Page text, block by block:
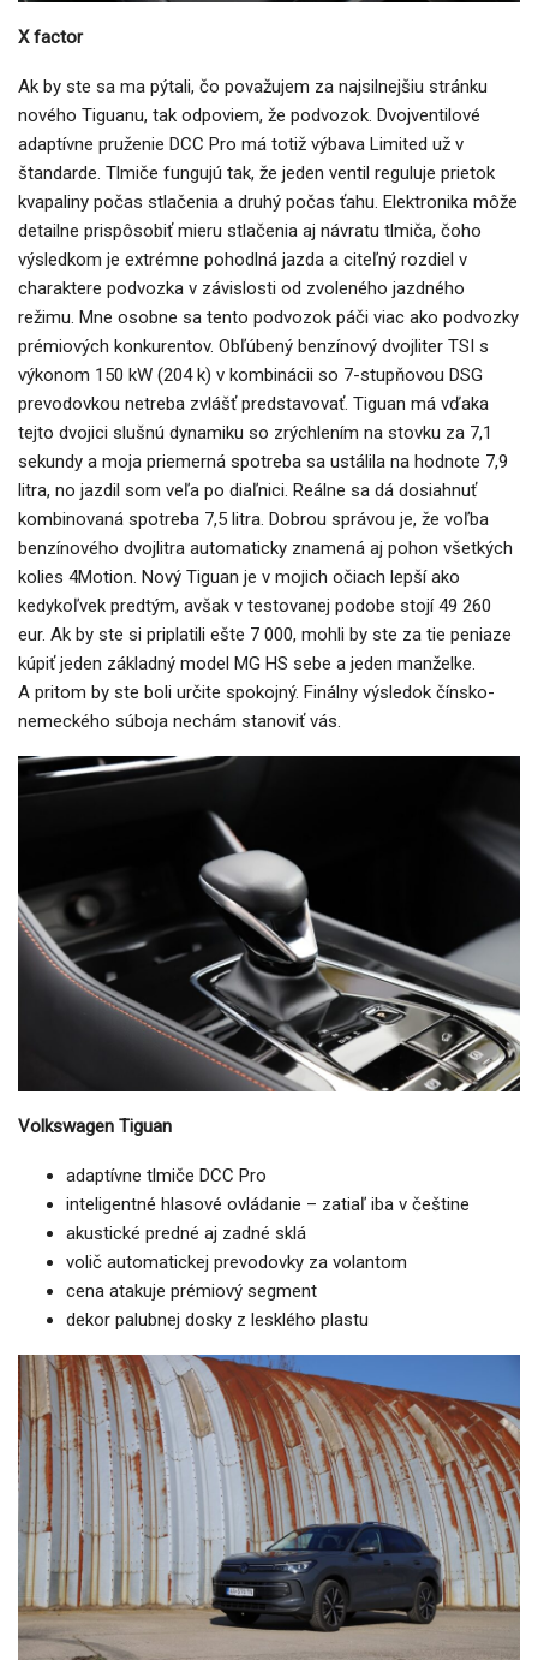
X factor
Ak by ste sa ma pýtali, čo považujem za najsilnejšiu stránku
nového Tiguanu, tak odpoviem, že podvozok. Dvojventilové
adaptívne pruženie DCC Pro má totiž výbava Limited už v
štandarde. Tlmiče fungujú tak, že jeden ventil reguluje prietok
kvapaliny počas stlačenia a druhý počas ťahu. Elektronika môže
detailne prispôsobiť mieru stlačenia aj návratu tlmiča, čoho
výsledkom je extrémne pohodlná jazda a citeľný rozdiel v
charaktere podvozka v závislosti od zvoleného jazdného
režimu. Mne osobne sa tento podvozok páči viac ako podvozky
prémiových konkurentov. Obľúbený benzínový dvojliter TSI s
výkonom 150 kW (204 k) v kombinácii so 7-stupňovou DSG
prevodovkou netreba zvlášť predstavovať. Tiguan má vďaka
tejto dvojici slušnú dynamiku so zrýchlením na stovku za 7,1
sekundy a moja priemerná spotreba sa ustálila na hodnote 7,9
litra, no jazdil som veľa po diaľnici. Reálne sa dá dosiahnuť
kombinovaná spotreba 7,5 litra. Dobrou správou je, že voľba
benzínového dvojlitra automaticky znamená aj pohon všetkých
kolies 4Motion. Nový Tiguan je v mojich očiach lepší ako
kedykoľvek predtým, avšak v testovanej podobe stojí 49 260
eur. Ak by ste si priplatili ešte 7 000, mohli by ste za tie peniaze
kúpiť jeden základný model MG HS sebe a jeden manželke.
A pritom by ste boli určite spokojný. Finálny výsledok čínsko-
nemeckého súboja nechám stanoviť vás.
Volkswagen Tiguan
adaptívne tlmiče DCC Pro
inteligentné hlasové ovládanie – zatiaľ iba v češtine
akustické predné aj zadné sklá
volič automatickej prevodovky za volantom
cena atakuje prémiový segment
dekor palubnej dosky z lesklého plastu